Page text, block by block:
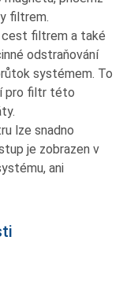
filtrem.
cest filtrem a také
odstraňování
systémem. To
pro filtr této
lze snadno
je zobrazen v
ani